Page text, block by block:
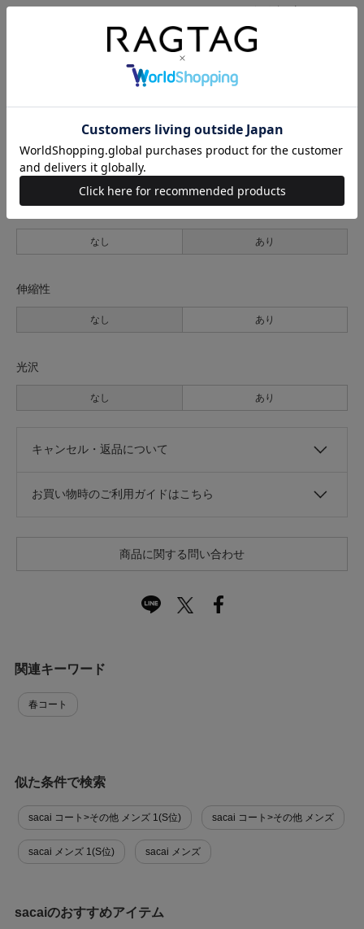
普通
なし
なし あり
伸縮性
なし あり
光沢
なし あり
キャンセル・返品について
お買い物時のご利用ガイドはこちら
商品に関する問い合わせ
関連キーワード
春コート
似た条件で検索
sacai コート>その他 メンズ 1(S位) sacai コート>その他 メンズ
sacai メンズ 1(S位) sacai メンズ
sacaiのおすすめアイテム